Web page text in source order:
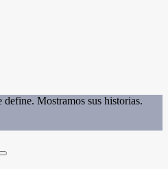
Mostramos sus historias.